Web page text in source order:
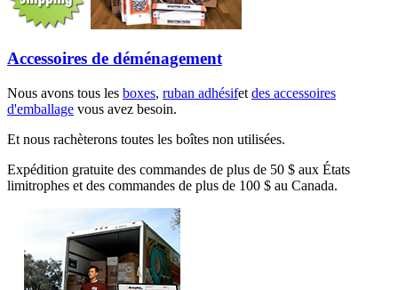
Accessoires de déménagement
Nous avons tous les boxes, ruban adhésifet des accessoires
d'emballage vous avez besoin.
Et nous rachèterons toutes les boîtes non utilisées.
Expédition gratuite des commandes de plus de 50 $ aux États
limitrophes et des commandes de plus de 100 $ au Canada.